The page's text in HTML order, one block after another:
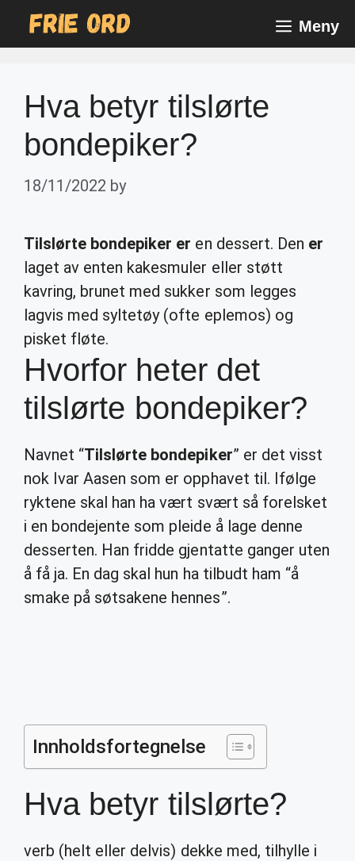
Meny
Hva betyr tilslørte
bondepiker?
18/11/2022 by
Tilslørte bondepiker er en dessert. Den er
laget av enten kakesmuler eller støtt
kavring, brunet med sukker som legges
lagvis med syltetøy (ofte eplemos) og
pisket fløte.
Hvorfor heter det
tilslørte bondepiker?
Navnet “Tilslørte bondepiker” er det visst
nok Ivar Aasen som er opphavet til. Ifølge
ryktene skal han ha vært svært så forelsket
i en bondejente som pleide å lage denne
desserten. Han fridde gjentatte ganger uten
å få ja. En dag skal hun ha tilbudt ham “å
smake på søtsakene hennes”.
Innholdsfortegnelse
Hva betyr tilslørte?
verb (helt eller delvis) dekke med, tilhylle i